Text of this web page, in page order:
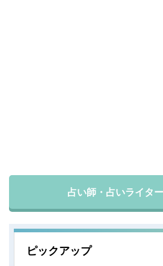
占い師・占いライタ
ピックアップ